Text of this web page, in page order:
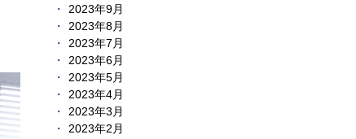
2023年9月
2023年8月
2023年7月
2023年6月
2023年5月
2023年4月
2023年3月
2023年2月